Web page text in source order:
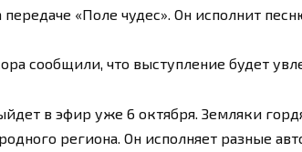
передаче «Поле чудес». Он исполнит
сообщили, что выступление будет
в эфир уже 6 октября. Земляки
региона. Он исполняет разные